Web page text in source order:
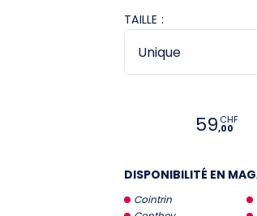
TAILLE :
59,00
CHF
DISPONIBILITÉ EN
Cointrin